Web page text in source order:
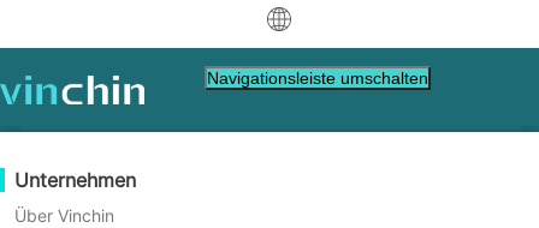
中文
Datenschutz
Backup & Recovery
Virtuell
VMware
Unterstützung-Ressourcen
Wissensdatenbank
Kaufanleitung
Erfahren Sie, wie Sie kaufen
Werden Sie ein Partner
Partner Programm
Unternehmen
Über Vinchin
Navigationsleiste umschalten